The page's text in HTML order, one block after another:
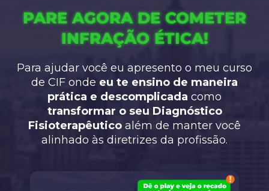
PARE AGORA DE COMETER
INFRAÇÃO ÉTICA!
Para ajudar você eu apresento o meu curso
de CIF onde eu te ensino de maneira
prática e descomplicada como
transformar o seu Diagnóstico
Fisioterapêutico além de manter você
alinhado às diretrizes da profissão.